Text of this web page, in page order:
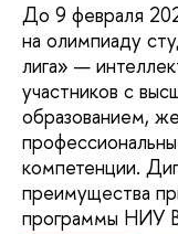
До 9 февраля
на олимпиаду
лига» —
участников с
образованием,
компетенции.
преимущества
программы НИУ